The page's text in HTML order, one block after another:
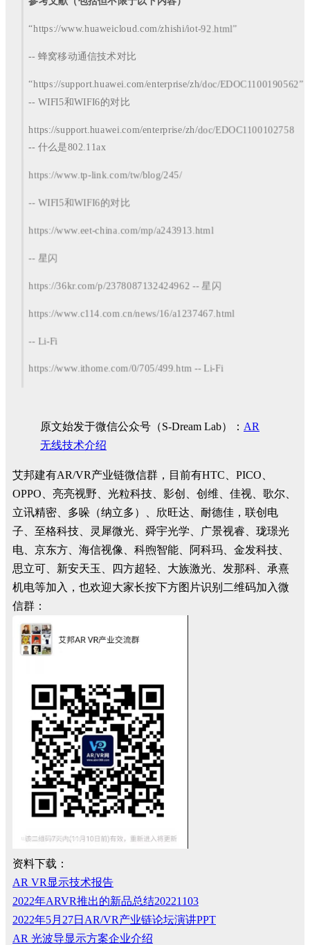
“https://www.huaweicloud.com/zhishi/iot-92.html”
-- 蜂窝移动通信技术对比
“https://support.huawei.com/enterprise/zh/doc/EDOC1100190562”
-- WIFI5和WIFI6的对比
https://support.huawei.com/enterprise/zh/doc/EDOC1100102758
-- 什么是802.11ax
https://www.tp-link.com/tw/blog/245/
-- WIFI5和WIFI6的对比
https://www.eet-china.com/mp/a243913.html
-- 星闪
https://36kr.com/p/2378087132424962 -- 星闪
https://www.c114.com.cn/news/16/a1237467.html
-- Li-Fi
https://www.ithome.com/0/705/499.htm -- Li-Fi
原文始发于微信公众号（S-Dream Lab）： AR
无线技术介绍
艾邦建有AR/VR产业链微信群，目前有HTC、PICO、
OPPO、亮亮视野、光粒科技、影创、创维、佳视、歌尔、
立讯精密、多哚（纳立多）、欣旺达、耐德佳，联创电
子、至格科技、灵犀微光、舜宇光学、广景视睿、珑璟光
电、京东方、海信视像、科煦智能、阿科玛、金发科技、
思立可、新安天玉、四方超轻、大族激光、发那科、承熹
机电等加入，也欢迎大家长按下方图片识别二维码加入微
信群：
资料下载：
AR VR显示技术报告
2022年ARVR推出的新品总结20221103
2022年5月27日AR/VR产业链论坛演讲PPT
AR 光波导显示方案企业介绍